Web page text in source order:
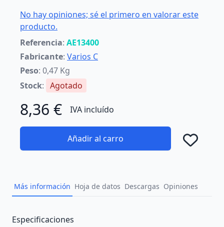
No hay opiniones; sé el primero en valorar este
producto.
Referencia: AE13400
Fabricante: Varios C
Peso: 0,47 Kg
Stock: Agotado
8,36 € IVA incluído
Añadir al carro
Más información Hoja de datos Descargas Opiniones
Description
Especificaciones